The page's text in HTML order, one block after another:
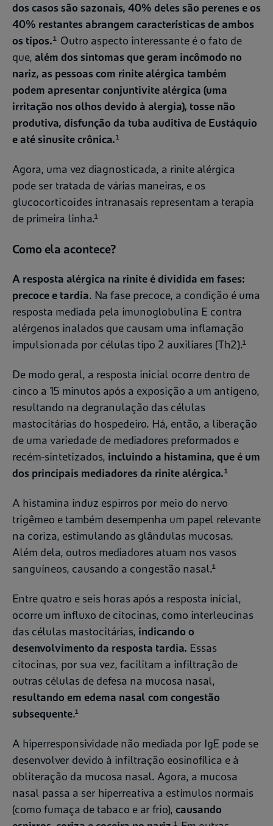
dos casos são sazonais, 40% deles são perenes e os
40% restantes abrangem características de ambos
os tipos.¹ Outro aspecto interessante é o fato de
que, além dos sintomas que geram incômodo no
nariz, as pessoas com rinite alérgica também
podem apresentar conjuntivite alérgica (uma
irritação nos olhos devido à alergia), tosse não
produtiva, disfunção da tuba auditiva de Eustáquio
e até sinusite crônica.¹
Agora, uma vez diagnosticada, a rinite alérgica
pode ser tratada de várias maneiras, e os
glucocorticoides intranasais representam a terapia
de primeira linha.¹
Como ela acontece?
A resposta alérgica na rinite é dividida em fases:
precoce e tardia. Na fase precoce, a condição é uma
resposta mediada pela imunoglobulina E contra
alérgenos inalados que causam uma inflamação
impulsionada por células tipo 2 auxiliares (Th2).¹
De modo geral, a resposta inicial ocorre dentro de
cinco a 15 minutos após a exposição a um antígeno,
resultando na degranulação das células
mastocitárias do hospedeiro. Há, então, a liberação
de uma variedade de mediadores preformados e
recém-sintetizados, incluindo a histamina, que é um
dos principais mediadores da rinite alérgica.¹
A histamina induz espirros por meio do nervo
trigêmeo e também desempenha um papel relevante
na coriza, estimulando as glândulas mucosas.
Além dela, outros mediadores atuam nos vasos
sanguíneos, causando a congestão nasal.¹
Entre quatro e seis horas após a resposta inicial,
ocorre um influxo de citocinas, como interleucinas
das células mastocitárias, indicando o
desenvolvimento da resposta tardia. Essas
citocinas, por sua vez, facilitam a infiltração de
outras células de defesa na mucosa nasal,
resultando em edema nasal com congestão
subsequente.¹
A hiperresponsividade não mediada por IgE pode se
desenvolver devido à infiltração eosinofílica e à
obliteração da mucosa nasal. Agora, a mucosa
nasal passa a ser hiperreativa a estímulos normais
(como fumaça de tabaco e ar frio), causando